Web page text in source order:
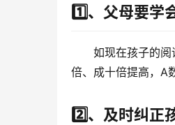
1️⃣、父母要学
如现在孩子的
倍、成十倍提高，A
2️⃣、及时纠正